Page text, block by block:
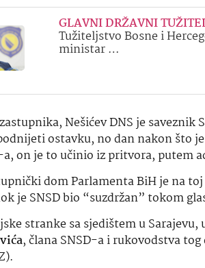
GLAVNI DRŽAVNI
Tužiteljstvo Bosne i
ministar …
Nešićev DNS je saveznik
ostavku, no dan nakon što
on je to učinio iz pritvora, putem
dom Parlamenta BiH je na
je SNSD bio “suzdržan” tokom
stranke sa sjedištem u
, člana SNSD-a i rukovodstva